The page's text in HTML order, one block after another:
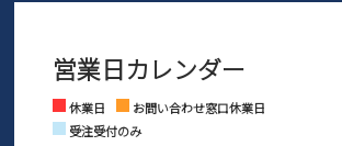
さい。
※土日祝はお問い合わせ窓口休業日となります。
Facebook Instagram
営業日カレンダー
休業日
お問い合わせ窓口休業日
受注受付のみ